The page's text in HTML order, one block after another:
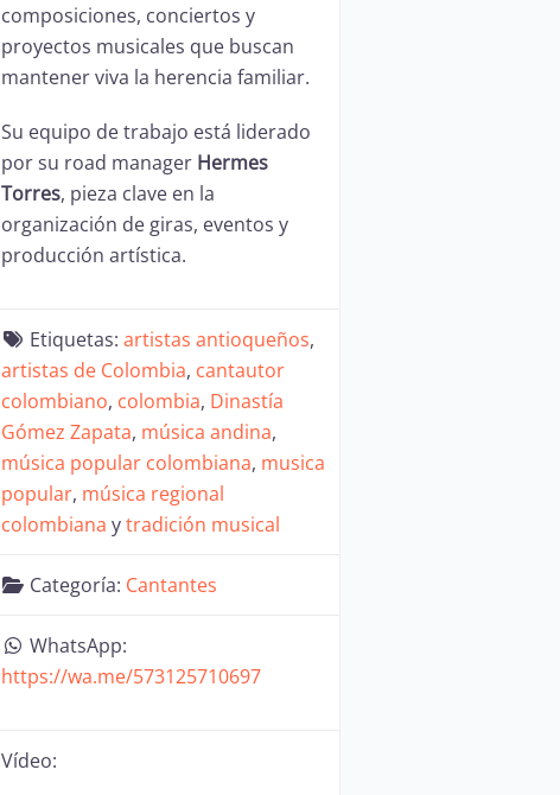
composiciones, conciertos y
proyectos musicales que buscan
mantener viva la herencia familiar.
Su equipo de trabajo está liderado
por su road manager Hermes
Torres, pieza clave en la
organización de giras, eventos y
producción artística.
Etiquetas: artistas antioqueños,
artistas de Colombia, cantautor
colombiano, colombia, Dinastía
Gómez Zapata, música andina,
música popular colombiana, musica
popular, música regional
colombiana ytradición musical
Categoría: Cantantes
WhatsApp:
https://wa.me/573125710697
Vídeo: